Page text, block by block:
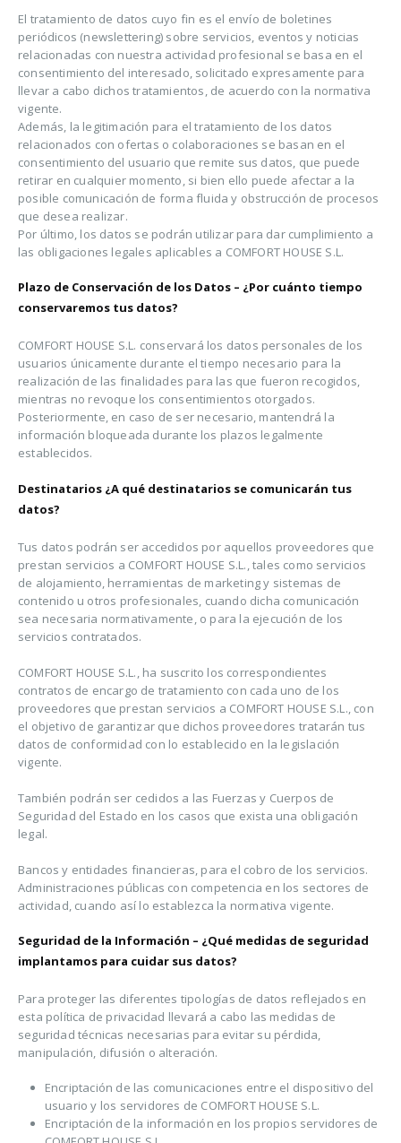
El tratamiento de datos cuyo fin es el envío de boletines
periódicos (newslettering) sobre servicios, eventos y noticias
relacionadas con nuestra actividad profesional se basa en el
consentimiento del interesado, solicitado expresamente para
llevar a cabo dichos tratamientos, de acuerdo con la normativa
vigente.
Además, la legitimación para el tratamiento de los datos
relacionados con ofertas o colaboraciones se basan en el
consentimiento del usuario que remite sus datos, que puede
retirar en cualquier momento, si bien ello puede afectar a la
posible comunicación de forma fluida y obstrucción de procesos
que desea realizar.
Por último, los datos se podrán utilizar para dar cumplimiento a
las obligaciones legales aplicables a COMFORT HOUSE S.L.
Plazo de Conservación de los Datos – ¿Por cuánto tiempo
conservaremos tus datos?
COMFORT HOUSE S.L. conservará los datos personales de los
usuarios únicamente durante el tiempo necesario para la
realización de las finalidades para las que fueron recogidos,
mientras no revoque los consentimientos otorgados.
Posteriormente, en caso de ser necesario, mantendrá la
información bloqueada durante los plazos legalmente
establecidos.
Destinatarios ¿A qué destinatarios se comunicarán tus
datos?
Tus datos podrán ser accedidos por aquellos proveedores que
prestan servicios a COMFORT HOUSE S.L., tales como servicios
de alojamiento, herramientas de marketing y sistemas de
contenido u otros profesionales, cuando dicha comunicación
sea necesaria normativamente, o para la ejecución de los
servicios contratados.
COMFORT HOUSE S.L., ha suscrito los correspondientes
contratos de encargo de tratamiento con cada uno de los
proveedores que prestan servicios a COMFORT HOUSE S.L., con
el objetivo de garantizar que dichos proveedores tratarán tus
datos de conformidad con lo establecido en la legislación
vigente.
También podrán ser cedidos a las Fuerzas y Cuerpos de
Seguridad del Estado en los casos que exista una obligación
legal.
Bancos y entidades financieras, para el cobro de los servicios.
Administraciones públicas con competencia en los sectores de
actividad, cuando así lo establezca la normativa vigente.
Seguridad de la Información – ¿Qué medidas de seguridad
implantamos para cuidar sus datos?
Para proteger las diferentes tipologías de datos reflejados en
esta política de privacidad llevará a cabo las medidas de
seguridad técnicas necesarias para evitar su pérdida,
manipulación, difusión o alteración.
Encriptación de las comunicaciones entre el dispositivo del
usuario y los servidores de COMFORT HOUSE S.L.
Encriptación de la información en los propios servidores de